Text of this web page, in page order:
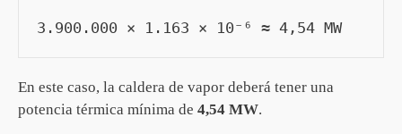
3.900.000 × 1.163 × 10⁻⁶ ≈ 4,54 MW
En este caso, la caldera de vapor deberá tener una
potencia térmica mínima de 4,54 MW.